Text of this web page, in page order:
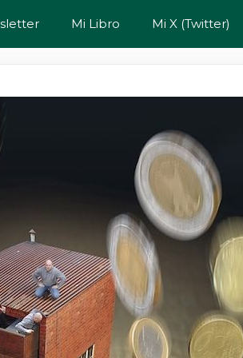
Mi Libro Mi X (Twitter)